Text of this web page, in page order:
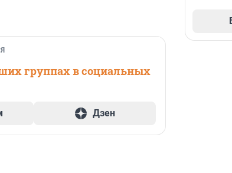
группах в социальных
Дзен